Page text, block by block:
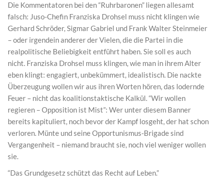
Die Kommentatoren bei den “Ruhrbaronen” liegen allesamt
falsch: Juso-Chefin Franziska Drohsel muss nicht klingen wie
Gerhard Schröder, Sigmar Gabriel und Frank Walter Steinmeier
– oder irgendein anderer der Vielen, die die Partei in die
realpolitische Beliebigkeit entführt haben. Sie soll es auch
nicht. Franziska Drohsel muss klingen, wie man in ihrem Alter
eben klingt: engagiert, unbekümmert, idealistisch. Die nackte
Überzeugung wollen wir aus ihren Worten hören, das lodernde
Feuer – nicht das koalitionstaktische Kalkül. “Wir wollen
regieren – Opposition ist Mist”: Wer unter diesem Banner
bereits kapituliert, noch bevor der Kampf losgeht, der hat schon
verloren. Münte und seine Opportunismus-Brigade sind
Vergangenheit – niemand braucht sie, noch viel weniger wollen
sie.
“Das Grundgesetz schützt das Recht auf Leben.”